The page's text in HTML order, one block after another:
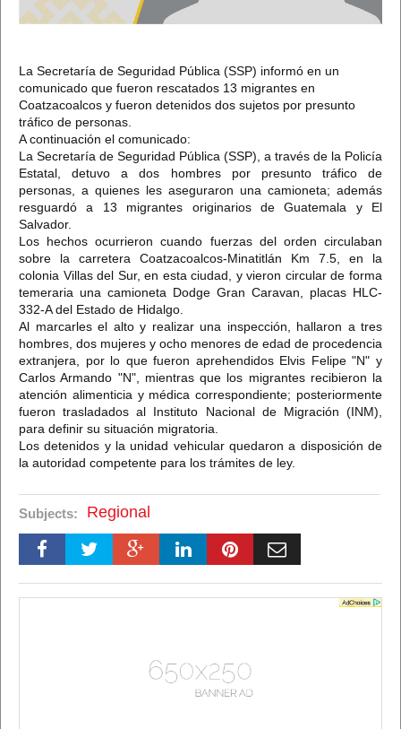
La Secretaría de Seguridad Pública (SSP) informó en un
comunicado que fueron rescatados 13 migrantes en
Coatzacoalcos y fueron detenidos dos sujetos por presunto
tráfico de personas.
A continuación el comunicado:
La Secretaría de Seguridad Pública (SSP), a través de la Policía
Estatal, detuvo a dos hombres por presunto tráfico de
personas, a quienes les aseguraron una camioneta; además
resguardó a 13 migrantes originarios de Guatemala y El
Salvador.
Los hechos ocurrieron cuando fuerzas del orden circulaban
sobre la carretera Coatzacoalcos-Minatitlán Km 7.5, en la
colonia Villas del Sur, en esta ciudad, y vieron circular de forma
temeraria una camioneta Dodge Gran Caravan, placas HLC-
332-A del Estado de Hidalgo.
Al marcarles el alto y realizar una inspección, hallaron a tres
hombres, dos mujeres y ocho menores de edad de procedencia
extranjera, por lo que fueron aprehendidos Elvis Felipe "N" y
Carlos Armando "N", mientras que los migrantes recibieron la
atención alimenticia y médica correspondiente; posteriormente
fueron trasladados al Instituto Nacional de Migración (INM),
para definir su situación migratoria.
Los detenidos y la unidad vehicular quedaron a disposición de
la autoridad competente para los trámites de ley.
Subjects: Regional